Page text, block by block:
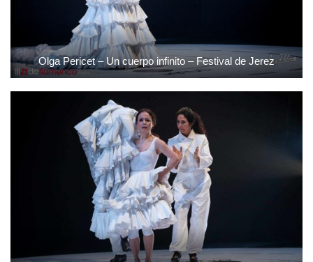
Olga Pericet – Un cuerpo infinito – Festival de Jerez